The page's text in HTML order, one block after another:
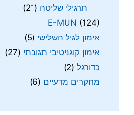
תרגילי שליטה (21)
E-MUN (124)
אימון לגיל השלישי (5)
אימון קוגניטיבי תגובתי (27)
כדורגל (2)
מחקרים מדעיים (6)